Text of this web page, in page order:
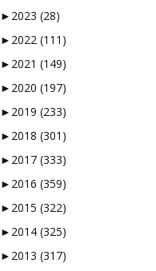
► 2023 (28)
► 2022 (111)
► 2021 (149)
► 2020 (197)
► 2019 (233)
► 2018 (301)
► 2017 (333)
► 2016 (359)
► 2015 (322)
► 2014 (325)
► 2013 (317)